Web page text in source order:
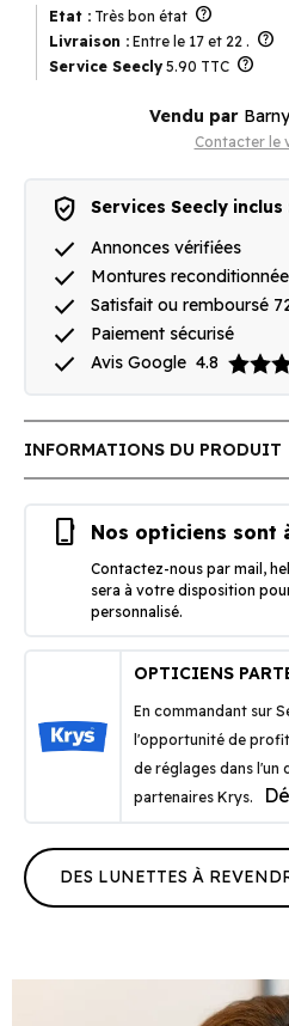
Etat : Très bon état help
Livraison : Entre le 17 et 22 . help
Service Seecly 5.90 TTC help
Vendu par Barny
Contacter le
verified_user Services Seecly inclus
done Annonces vérifiées
done Montures
done Satisfait ou remboursé
done Paiement sécurisé
done Avis Google 4.8
INFORMATIONS DU PRODUIT
phone_iphone Nos opticiens sont
Contactez-nous par mail,
sera à votre disposition
personnalisé.
OPTICIENS
En commandant sur
l'opportunité de
de réglages dans l'un
partenaires Krys.
DES LUNETTES À